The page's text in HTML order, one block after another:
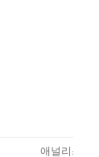
애널리스트